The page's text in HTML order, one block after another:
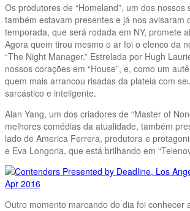
Os produtores de “Homeland”, um dos nossos
também estavam presentes e já nos avisaram
temporada, que será rodada em NY, promete
Agora quem tirou mesmo o ar foi o elenco da
“The Night Manager.” Estrelada por Hugh
nossos corações em “House”, e, como um
quem mais arrancou risadas da plateia com
sarcástico e inteligente.
Alan Yang, um dos criadores de “Master of
melhores comédias da atualidade, também
lado de America Ferrera, produtora e
e Eva Longoria, que está brilhando em
Outro momento marcando do dia foi conhecer